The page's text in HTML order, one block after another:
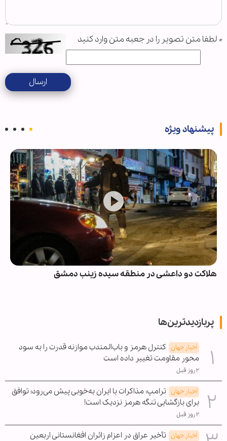
* لطفا متن تصویر را در جعبه متن وارد کنید
ارسال
پیشنهاد ویژه
هلاکت دو داعشی در منطقه سیده زینب دمشق
پربازدیدترین‌ها
اخبار جهان کنترل هرمز و باب‌المندب موازنه قدرت را به سود
محور مقاومت تغییر داده است
۲ روز قبل
اخبار جهان ترامپ: مذاکرات با ایران به‌خوبی پیش می‌رود؛ توافق
برای بازگشایی تنگه هرمز نزدیک است!
۲ روز قبل
اخبار جهان تأخیر عراق در اعزام زائران افغانستانی اربعین